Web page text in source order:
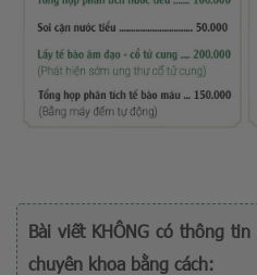
Bài viết KHÔNG có thông
chuyên khoa bằng cách: